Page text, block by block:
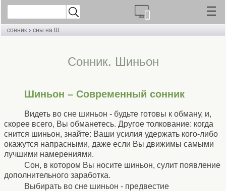
сонник › сны на Ш
Cонник. Шиньон
Шиньон – Современный сонник
Видеть во сне шиньон - будьте готовы к обману, и,
скорее всего, Вы обманетесь. Другое толкование: когда
снится шиньон, знайте: Ваши усилия удержать кого-либо
окажутся напрасными, даже если Вы движимы самыми
лучшими намерениями.
Сон, в котором Вы носите шиньон, сулит появление
дополнительного заработка.
Выбирать во сне шиньон - предвестие